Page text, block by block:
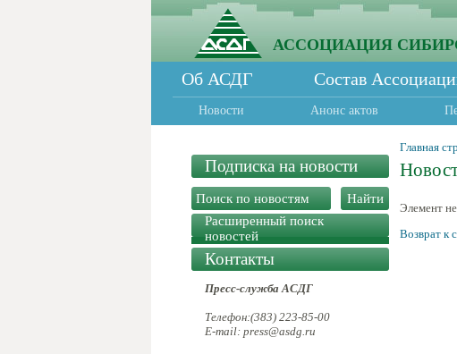
АССОЦИАЦИЯ
Об АСДГ Состав
Новости Анонс актов
Подписка на новости
Расширенный поиск
новостей
Контакты
Пресс-служба АСДГ
Телефон:(383) 223-85-00
E-mail: press@asdg.ru
Главная
Элемент
Возврат к